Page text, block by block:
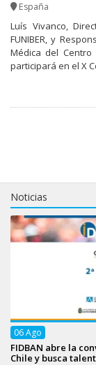
España
Luís Vivanco,
FUNIBER, y
Médica del Centro
participará en el X
Noticias
06Ago
FIDBAN abre la
Chile y busca